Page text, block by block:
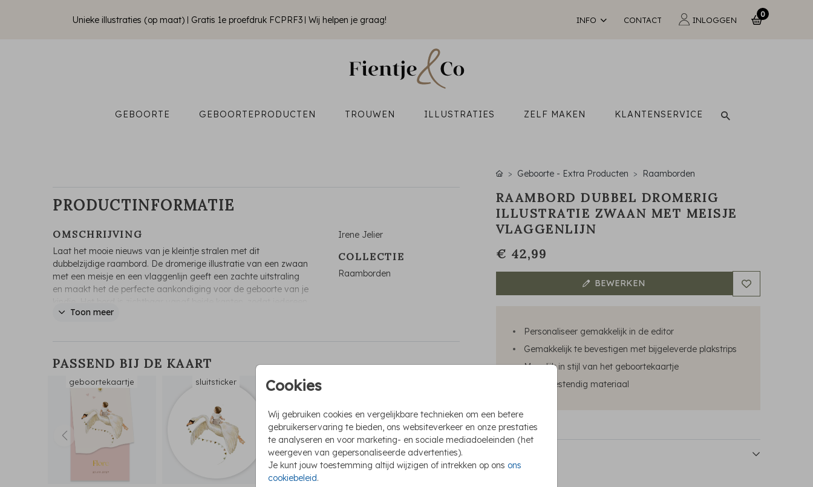
Unieke illustraties (op maat) Gratis 1e proefdruk FCPRF3 Wij helpen je graag! INFO CONTACT INLOGGEN
0
GEBOORTE GEBOORTEPRODUCTEN TROUWEN ILLUSTRATIES ZELF MAKEN KLANTENSERVICE
Cookies
Wij gebruiken cookies en vergelijkbare technieken om een betere
gebruikerservaring te bieden, ons websiteverkeer en onze prestaties
te analyseren en voor marketing- en sociale mediadoeleinden (het
weergeven van gepersonaliseerde advertenties).
Je kunt jouw toestemming altijd wijzigen of intrekken op ons ons
cookiebeleid.
PRODUCTINFORMATIE
OMSCHRIJVING
Laat het mooie nieuws van je kleintje stralen met dit
dubbelzijdige raambord. De dromerige illustratie van een zwaan
met een meisje en een vlaggenlijn geeft een zachte uitstraling
en maakt het de perfecte aankondiging voor de geboorte van je
van buitenaf kan meegenieten.
Toon meer
Irene Jelier
COLLECTIE
Raamborden
PASSEND BIJ DE KAART
geboortekaartje sluitsticker kraambezoekboek
Geboorte - Extra Producten Raamborden
RAAMBORD DUBBEL DROMERIG
ILLUSTRATIE ZWAAN MET MEISJE
VLAGGENLIJN
€ 42,99
BEWERKEN
Personaliseer gemakkelijk in de editor
Gemakkelijk te bevestigen met bijgeleverde plakstrips
Mogelijk in stijl van het geboortekaartje
Weersbestendig materiaal